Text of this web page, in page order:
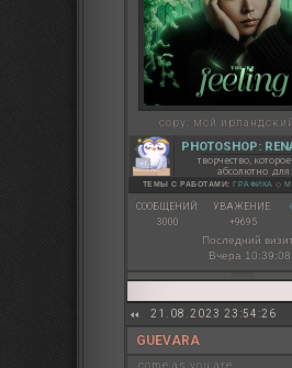
copy: мой
PHOTOSHOP:
творчество,
абсолютно для
ТЕМЫ С РАБОТАМИ: ГРАФИКА ◇
СООБЩЕНИЙ:
3000
УВАЖЕНИЕ:
+9695
Последний
Вчера 10:39:08
21.08.2023 23:54:26
GUEVARA
come as you are